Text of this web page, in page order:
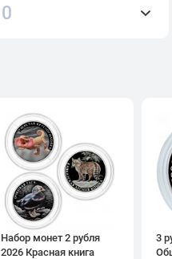
0
Набор монет 2 рубля
2026 Красная книга
3